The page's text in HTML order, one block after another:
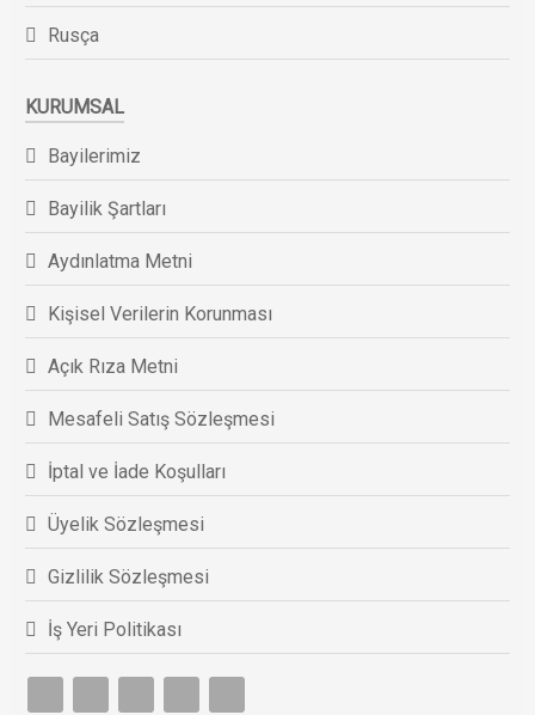
Rusça
KURUMSAL
Bayilerimiz
Bayilik Şartları
Aydınlatma Metni
Kişisel Verilerin Korunması
Açık Rıza Metni
Mesafeli Satış Sözleşmesi
İptal ve İade Koşulları
Üyelik Sözleşmesi
Gizlilik Sözleşmesi
İş Yeri Politikası